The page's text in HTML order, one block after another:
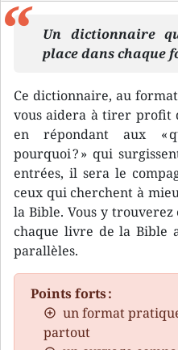
Un dictionnaire
place dans chaque
Ce dictionnaire, au
vous aidera à tirer profit
en répondant aux «
pourquoi ? » qui
entrées, il sera le
ceux qui cherchent à
la Bible. Vous y
chaque livre de la Bible
parallèles.
Points forts :
un format
partout